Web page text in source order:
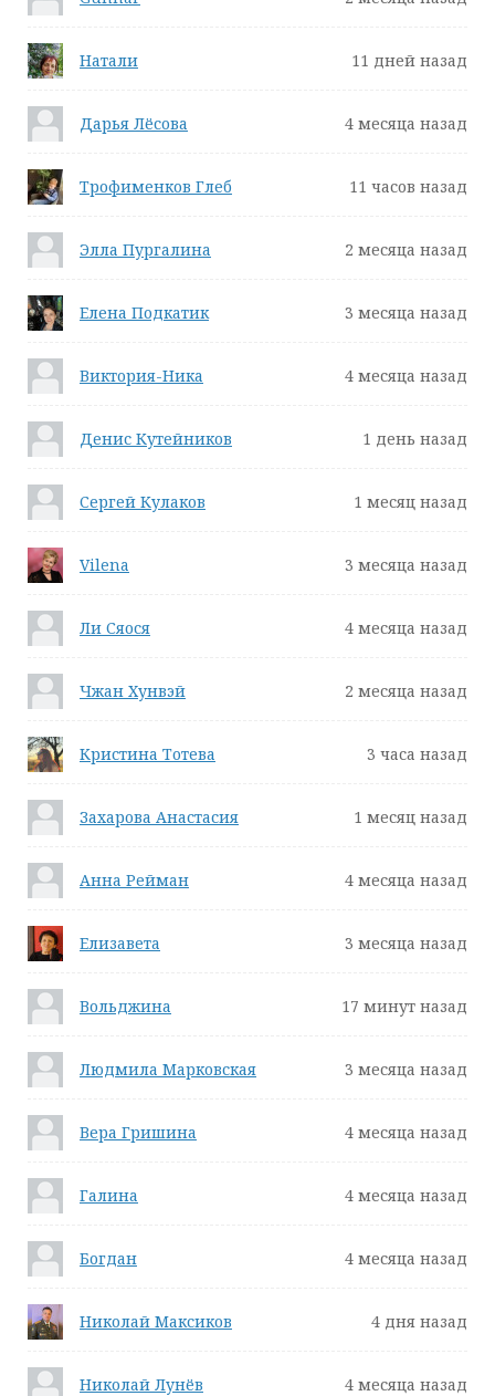
Натали 11 дней назад
Дарья Лёсова 4 месяца назад
Трофименков Глеб 11 часов назад
Элла Пургалина 2 месяца назад
Елена Подкатик 3 месяца назад
Виктория-Ника 4 месяца назад
Денис Кутейников 1 день назад
Сергей Кулаков 1 месяц назад
Vilena 3 месяца назад
Ли Сяося 4 месяца назад
Чжан Хунвэй 2 месяца назад
Кристина Тотева 3 часа назад
Захарова Анастасия 1 месяц назад
Анна Рейман 4 месяца назад
Елизавета 3 месяца назад
Вольджина 17 минут назад
Людмила Марковская 3 месяца назад
Вера Гришина 4 месяца назад
Галина 4 месяца назад
Богдан 4 месяца назад
Николай Максиков 4 дня назад
Николай Лунёв 4 месяца назад